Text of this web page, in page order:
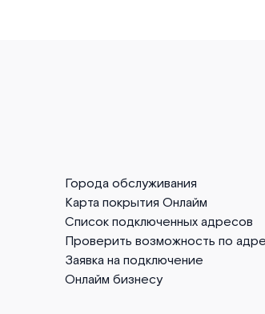
Города обслуживания
Карта покрытия Онлайм
Список подключенных адресов
Проверить возможность по
Заявка на подключение
Онлайм бизнесу